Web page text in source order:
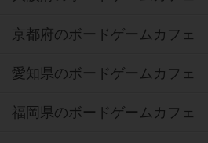
京都府のボードゲームカフェ
愛知県のボードゲームカフェ
福岡県のボードゲームカフェ